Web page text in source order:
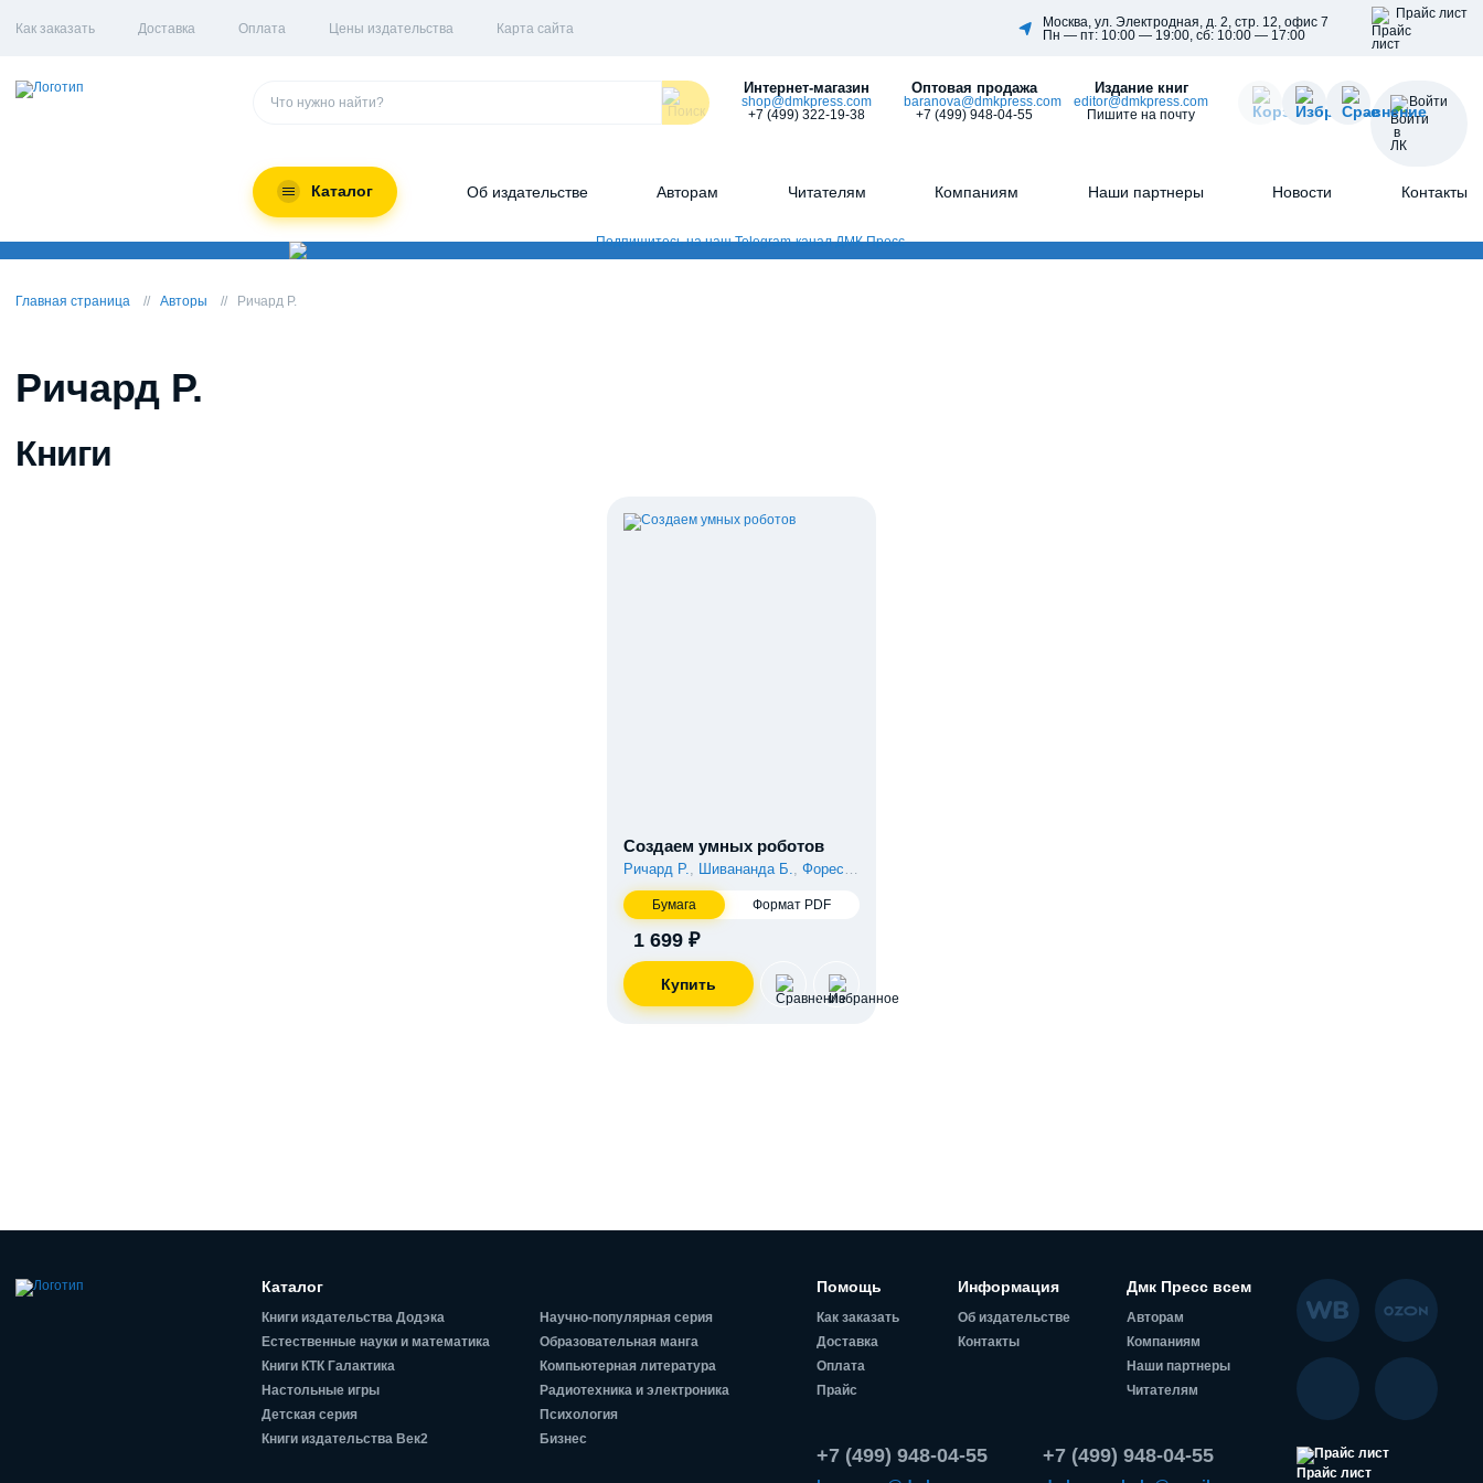
Как заказать Доставка Оплата Цены издательства Карта сайта
Москва, ул. Электродная, д. 2, стр. 12, офис 7
Пн — пт: 10:00 — 19:00, сб: 10:00 — 17:00
Прайс лист
Интернет-магазин
shop@dmkpress.com
+7 (499) 322-19-38
Оптовая продажа
baranova@dmkpress.com
+7 (499) 948-04-55
Издание книг
editor@dmkpress.com
Пишите на почту
Войти
Каталог Об издательстве Авторам Читателям Компаниям Наши партнеры Новости Контакты
Главная страница Авторы Ричард Р.
Ричард Р.
Книги
Создаем умных роботов
Ричард Р., Шивананда Б., Форест Э.
Бумага Формат PDF
1 699 ₽
Каталог
Книги издательства Додэка
Естественные науки и математика
Книги КТК Галактика
Настольные игры
Детская серия
Книги издательства Век2
Научно-популярная серия
Образовательная манга
Компьютерная литература
Радиотехника и электроника
Психология
Бизнес
Помощь
Как заказать
Доставка
Оплата
Прайс
Информация
Об издательстве
Контакты
Дмк Пресс всем
Авторам
Компаниям
Наши партнеры
Читателям
+7 (499) 948-04-55 +7 (499) 948-04-55
Прайс лист